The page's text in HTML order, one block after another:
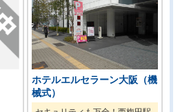
ホテルエルセラーン大阪（機
械式）